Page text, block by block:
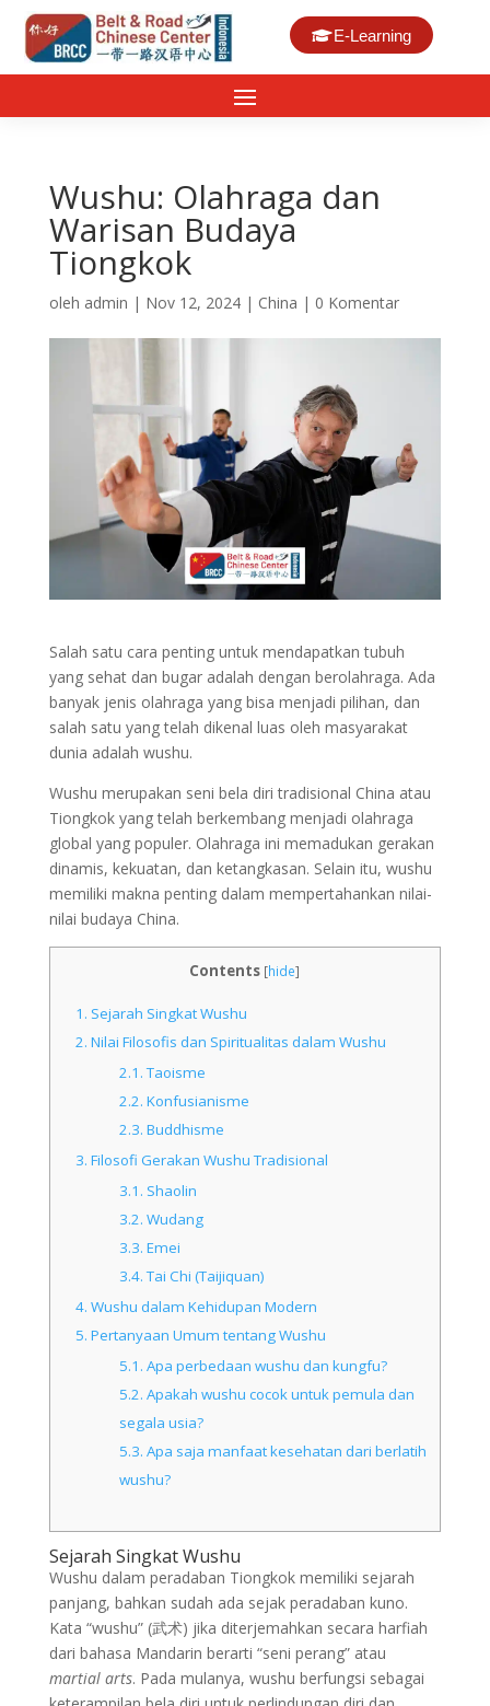
E-Learning
Wushu: Olahraga dan
Warisan Budaya
Tiongkok
oleh admin | Nov 12, 2024| China | 0 Komentar
Salah satu cara penting untuk mendapatkan tubuh
yang sehat dan bugar adalah dengan berolahraga. Ada
banyak jenis olahraga yang bisa menjadi pilihan, dan
salah satu yang telah dikenal luas oleh masyarakat
dunia adalah wushu.
Wushu merupakan seni bela diri tradisional China atau
Tiongkok yang telah berkembang menjadi olahraga
global yang populer. Olahraga ini memadukan gerakan
dinamis, kekuatan, dan ketangkasan. Selain itu, wushu
memiliki makna penting dalam mempertahankan nilai-
nilai budaya China.
Contents [hide]
1. Sejarah Singkat Wushu
2. Nilai Filosofis dan Spiritualitas dalam Wushu
2.1.Taoisme
2.2. Konfusianisme
2.3. Buddhisme
3. Filosofi Gerakan Wushu Tradisional
3.1. Shaolin
3.2. Wudang
3.3. Emei
3.4.Tai Chi (Taijiquan)
4. Wushu dalam Kehidupan Modern
5. Pertanyaan Umum tentang Wushu
5.1. Apa perbedaan wushu dan kungfu?
5.2. Apakah wushu cocok untuk pemula dan
segala usia?
5.3. Apa saja manfaat kesehatan dari berlatih
wushu?
Sejarah Singkat Wushu
Wushu dalam peradaban Tiongkok memiliki sejarah
panjang, bahkan sudah ada sejak peradaban kuno.
Kata “wushu” (武术) jika diterjemahkan secara harfiah
dari bahasa Mandarin berarti “seni perang” atau
martial arts. Pada mulanya, wushu berfungsi sebagai